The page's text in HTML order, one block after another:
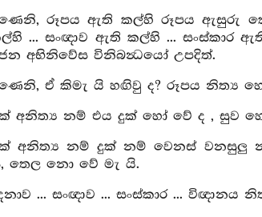
රූපය ඇති කල්හි රූපය ඇසුරු
... සංඥාව ඇති කල්හි ... සංස්කාර
අභිනිවේස විනිබන්‍ධයෝ උපදිත්.
ඒ කිමැ යි හඟිවු ද? රූපය නිත්‍ය
අනිත්‍ය නම් එය දුක් හෝ වේ ද , සුව
අනිත්‍ය නම් දුක් නම් වෙනස් වනසුලු
තෙල නො වේ මැ යි.
... සංඥාව ... සංස්කාර ...